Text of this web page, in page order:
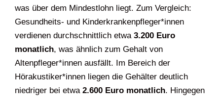
was über dem Mindestlohn liegt. Zum Vergleich:
Gesundheits- und Kinderkrankenpfleger*innen
verdienen durchschnittlich etwa 3.200 Euro
monatlich, was ähnlich zum Gehalt von
Altenpfleger*innen ausfällt. Im Bereich der
Hörakustiker*innen liegen die Gehälter deutlich
niedriger bei etwa 2.600 Euro monatlich. Hingegen